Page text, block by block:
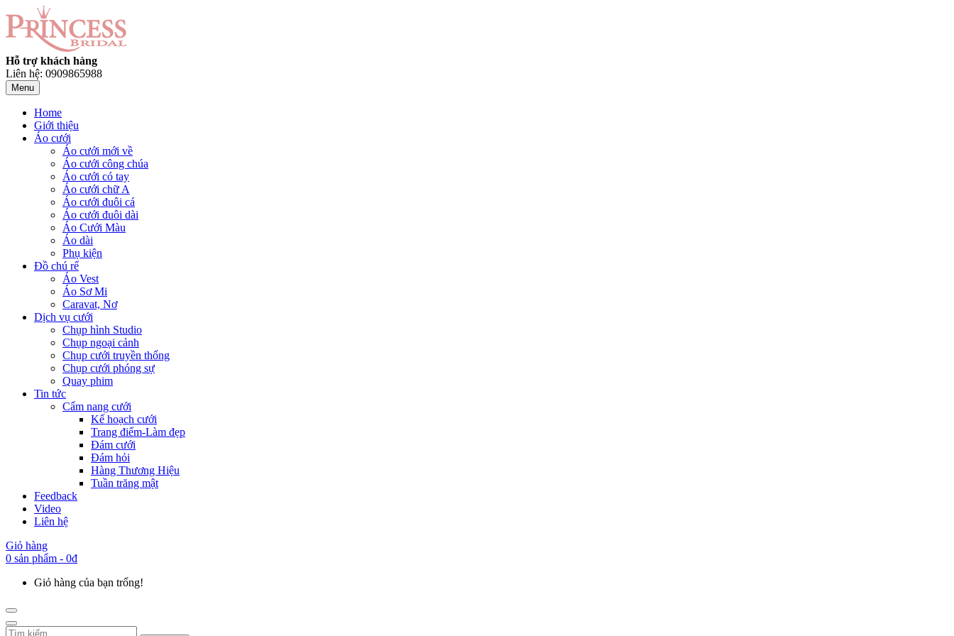
Hỗ trợ khách hàng
Liên hệ: 0909865988
Menu
Home
Giới thiệu
Áo cưới
Áo cưới mới về
Áo cưới công chúa
Áo cưới có tay
Áo cưới chữ A
Áo cưới đuôi cá
Áo cưới đuôi dài
Áo Cưới Màu
Áo dài
Phụ kiện
Đồ chú rể
Áo Vest
Áo Sơ Mi
Caravat, Nơ
Dịch vụ cưới
Chụp hình Studio
Chụp ngoại cảnh
Chụp cưới truyền thống
Chụp cưới phóng sự
Quay phim
Tin tức
Cẩm nang cưới
Kế hoạch cưới
Trang điểm-Làm đẹp
Đám cưới
Đám hỏi
Hàng Thương Hiệu
Tuần trăng mật
Feedback
Video
Liên hệ
Giỏ hàng
0 sản phẩm - 0đ
Giỏ hàng của bạn trống!